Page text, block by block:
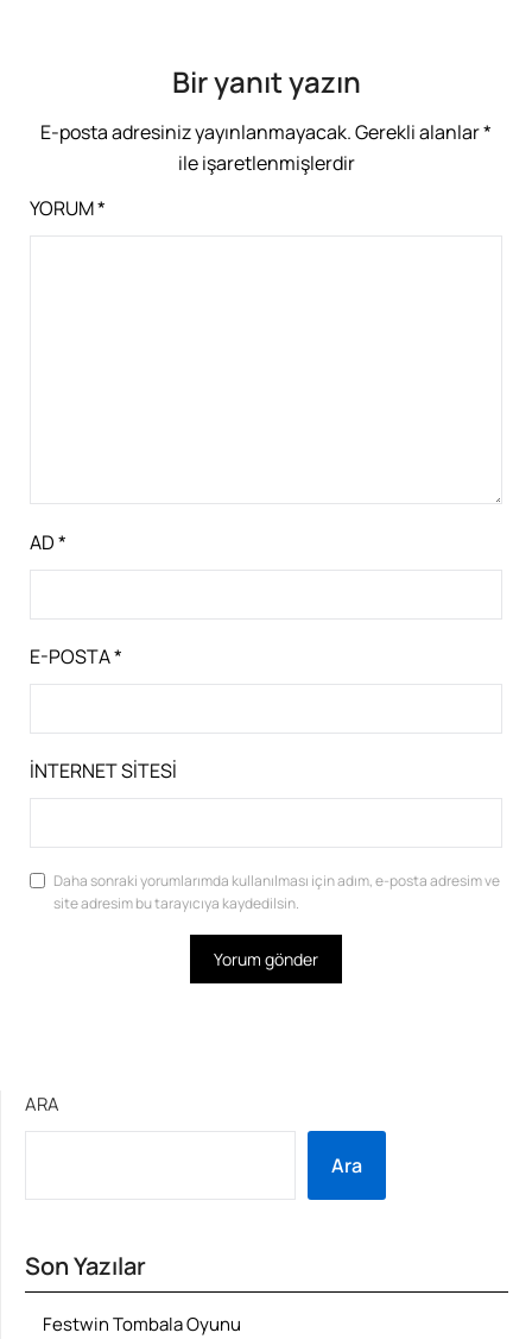
Bir yanıt yazın
E-posta adresiniz yayınlanmayacak.Gerekli alanlar*
ile işaretlenmişlerdir
YORUM*
AD*
E-POSTA*
İNTERNET SITESI
Daha sonraki yorumlarımda kullanılması için adım, e-posta adresim ve
site adresim bu tarayıcıya kaydedilsin.
ARA
Ara
Son Yazılar
Festwin Tombala Oyunu